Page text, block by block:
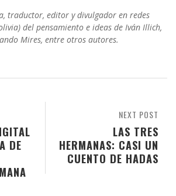
traductor, editor y divulgador en redes
del pensamiento e ideas de Iván Illich,
Mires, entre otros autores.
NEXT POST
LAS TRES
HERMANAS: CASI UN
CUENTO DE HADAS
DE